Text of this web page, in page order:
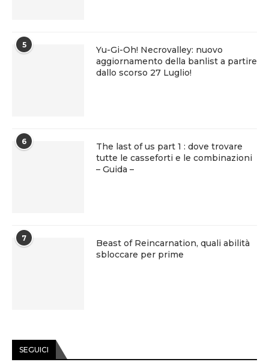
5
Yu-Gi-Oh! Necrovalley: nuovo
aggiornamento della banlist a partire
dallo scorso 27 Luglio!
6
The last of us part 1 : dove trovare
tutte le casseforti e le combinazioni
– Guida –
7
Beast of Reincarnation, quali abilità
sbloccare per prime
SEGUICI